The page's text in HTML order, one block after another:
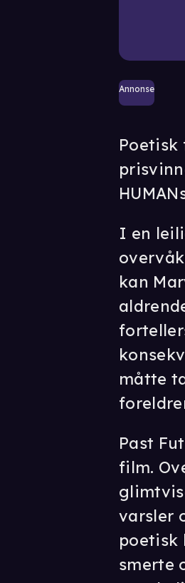
Annonse
I en
kan
måtte
Past
film.
varsler
poetisk
smerte